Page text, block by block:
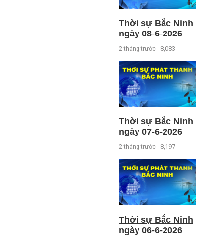
Thời sự Bắc Ninh
ngày 08-6-2026
2 tháng trước 8,083
Thời sự Bắc Ninh
ngày 07-6-2026
2 tháng trước 8,197
Thời sự Bắc Ninh
ngày 06-6-2026